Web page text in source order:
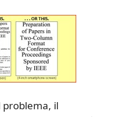
problema, il